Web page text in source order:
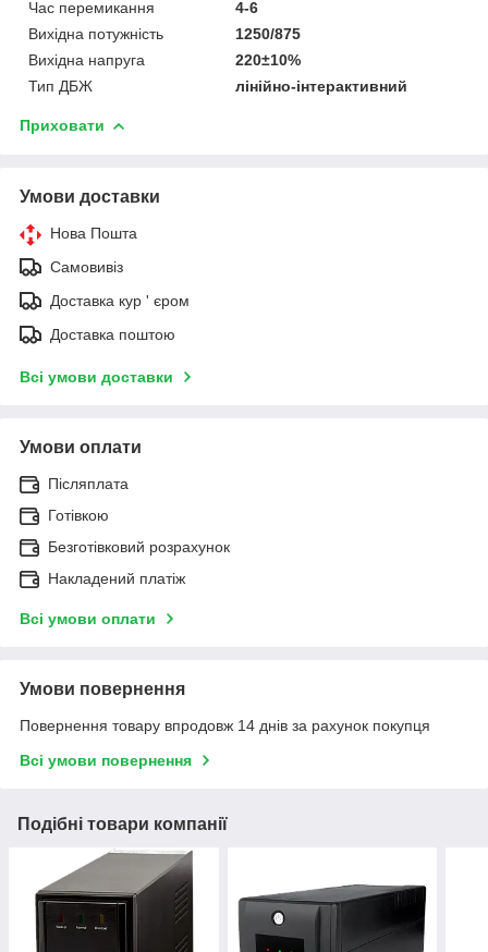
Час перемикання
4-6
Вихідна потужність
1250/875
Вихідна напруга
220±10%
Тип ДБЖ
лінійно-інтерактивний
Приховати
Умови доставки
Нова Пошта
Самовивіз
Доставка кур ' єром
Доставка поштою
Всі умови доставки
Умови оплати
Післяплата
Готівкою
Безготівковий розрахунок
Накладений платіж
Всі умови оплати
Умови повернення
Повернення товару впродовж 14 днів за рахунок покупця
Всі умови повернення
Подібні товари компанії